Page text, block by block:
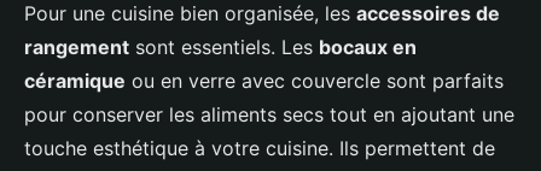
Pour une cuisine bien organisée, les accessoires de
rangement sont essentiels. Les bocaux en
céramique ou en verre avec couvercle sont parfaits
pour conserver les aliments secs tout en ajoutant une
touche esthétique à votre cuisine. Ils permettent de